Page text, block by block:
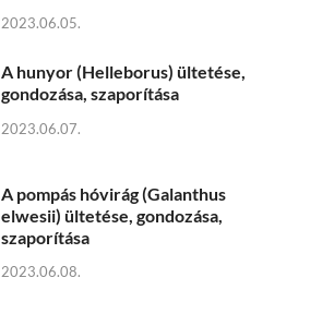
2023.06.05.
A hunyor (Helleborus) ültetése,
gondozása, szaporítása
2023.06.07.
A pompás hóvirág (Galanthus
elwesii) ültetése, gondozása,
szaporítása
2023.06.08.